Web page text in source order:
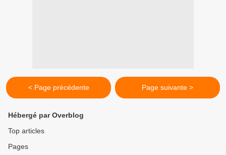
< Page précédente Page suivante >
Hébergé par Overblog
Top articles
Pages